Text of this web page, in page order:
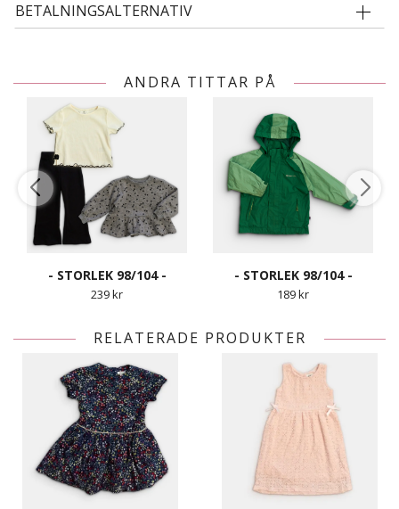
BETALNINGSALTERNATIV
ANDRA TITTAR PÅ
- STORLEK 98/104 -
239 kr
- STORLEK 98/104 -
189 kr
RELATERADE PRODUKTER